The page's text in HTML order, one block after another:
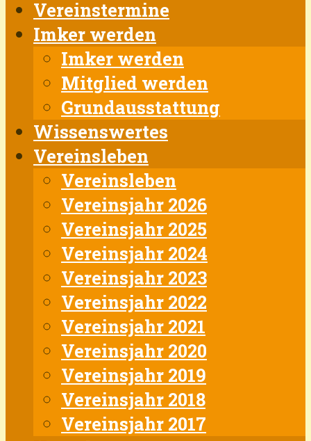
Vereinstermine
Imker werden
Imker werden
Mitglied werden
Grundausstattung
Wissenswertes
Vereinsleben
Vereinsleben
Vereinsjahr 2026
Vereinsjahr 2025
Vereinsjahr 2024
Vereinsjahr 2023
Vereinsjahr 2022
Vereinsjahr 2021
Vereinsjahr 2020
Vereinsjahr 2019
Vereinsjahr 2018
Vereinsjahr 2017